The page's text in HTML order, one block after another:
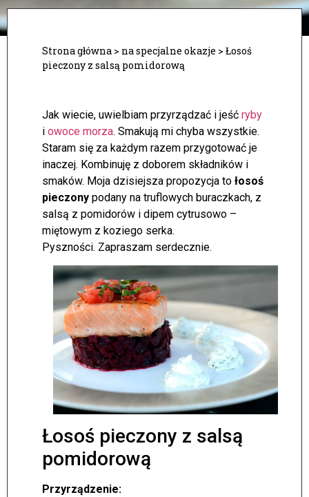
Strona główna > na specjalne okazje > Łosoś
pieczony z salsą pomidorową
Jak wiecie, uwielbiam przyrządzać i jeść ryby
i owoce morza. Smakują mi chyba wszystkie.
Staram się za każdym razem przygotować je
inaczej. Kombinuję z doborem składników i
smaków. Moja dzisiejsza propozycja to łosoś
pieczony podany na truflowych buraczkach, z
salsą z pomidorów i dipem cytrusowo –
miętowym z koziego serka.
Pyszności. Zapraszam serdecznie.
Łosoś pieczony z salsą
pomidorową
Przyrządzenie: